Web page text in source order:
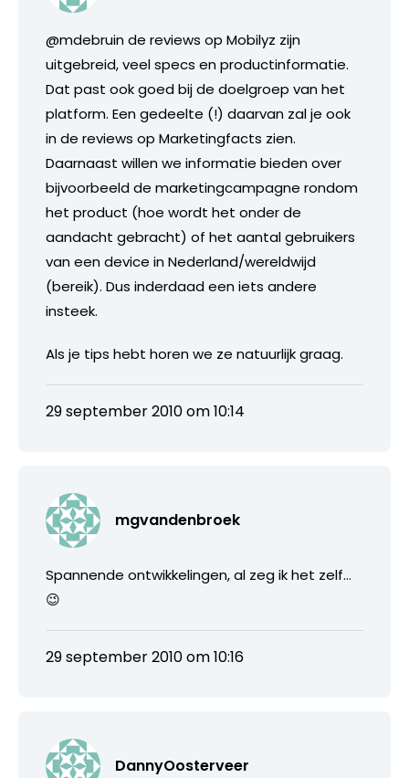
@mdebruin de reviews op Mobilyz zijn
uitgebreid, veel specs en productinformatie.
Dat past ook goed bij de doelgroep van het
platform. Een gedeelte (!) daarvan zal je ook
in de reviews op Marketingfacts zien.
Daarnaast willen we informatie bieden over
bijvoorbeeld de marketingcampagne rondom
het product (hoe wordt het onder de
aandacht gebracht) of het aantal gebruikers
van een device in Nederland/wereldwijd
(bereik). Dus inderdaad een iets andere
insteek.
Als je tips hebt horen we ze natuurlijk graag.
29 september 2010 om 10:14
mgvandenbroek
Spannende ontwikkelingen, al zeg ik het zelf…
😉
29 september 2010 om 10:16
DannyOosterveer